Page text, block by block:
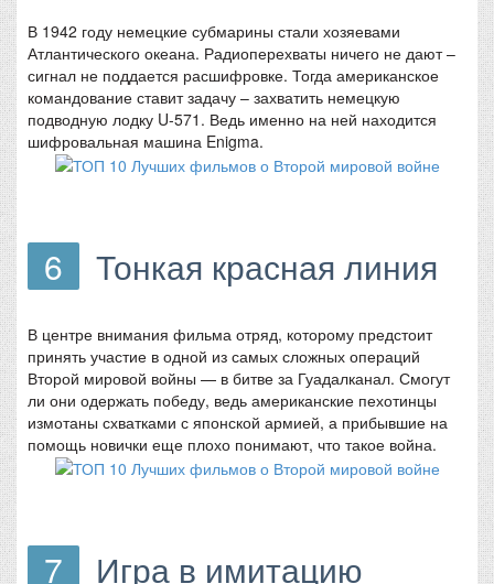
В 1942 году немецкие субмарины стали хозяевами
Атлантического океана. Радиоперехваты ничего не дают –
сигнал не поддается расшифровке. Тогда американское
командование ставит задачу – захватить немецкую
подводную лодку U-571. Ведь именно на ней находится
шифровальная машина Enigma.
6 Тонкая красная линия
В центре внимания фильма отряд, которому предстоит
принять участие в одной из самых сложных операций
Второй мировой войны — в битве за Гуадалканал. Смогут
ли они одержать победу, ведь американские пехотинцы
измотаны схватками с японской армией, а прибывшие на
помощь новички еще плохо понимают, что такое война.
7 Игра в имитацию